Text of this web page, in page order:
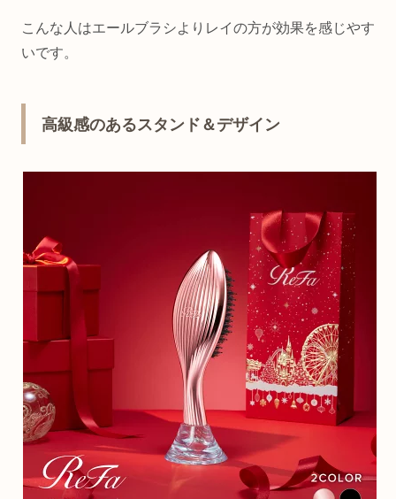
こんな人はエールブラシよりレイの方が効果を感じやす
いです。
高級感のあるスタンド＆デザイン